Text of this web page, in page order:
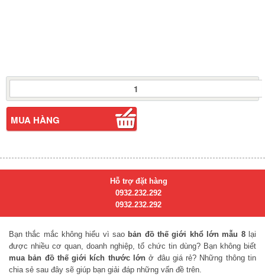
Bản
Thế
Giới
Khổ
MUA HÀNG
Hỗ trợ đặt hàng
0932.232.292
0932.232.292
Bạn thắc mắc không hiểu vì sao bản đồ thế giới khổ lớn mẫu 8 lại
được nhiều cơ quan, doanh nghiệp, tổ chức tin dùng? Bạn không biết
mua bản đồ thế giới kích thước lớnở đâu giá rẻ? Những thông tin
chia sẻ sau đây sẽ giúp bạn giải đáp những vấn đề trên.